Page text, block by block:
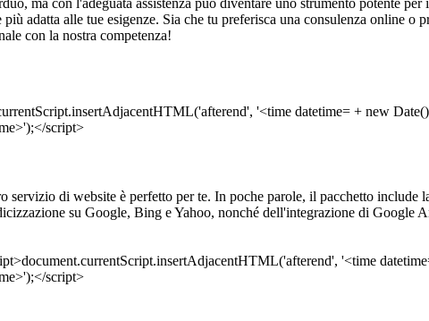
ma con l'adeguata assistenza può diventare uno strumento potente
adatta alle tue esigenze. Sia che tu preferisca una consulenza online o
con la nostra competenza!
di website è perfetto per te. In poche parole, il pacchetto include
su Google, Bing e Yahoo, nonché dell'integrazione di Google